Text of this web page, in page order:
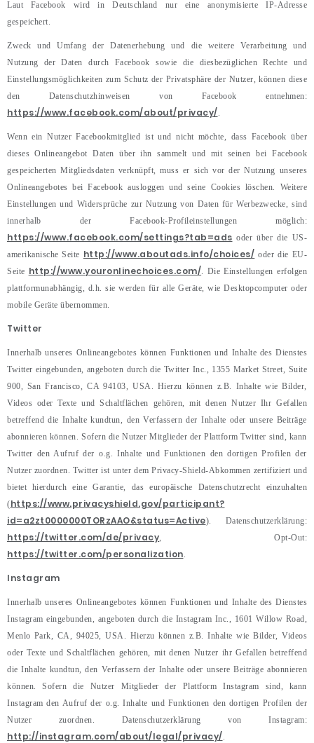
Laut Facebook wird in Deutschland nur eine anonymisierte IP-Adresse
gespeichert.
Zweck und Umfang der Datenerhebung und die weitere Verarbeitung und
Nutzung der Daten durch Facebook sowie die diesbezüglichen Rechte und
Einstellungsmöglichkeiten zum Schutz der Privatsphäre der Nutzer, können diese
den Datenschutzhinweisen von Facebook entnehmen:
https://www.facebook.com/about/privacy/.
Wenn ein Nutzer Facebookmitglied ist und nicht möchte, dass Facebook über
dieses Onlineangebot Daten über ihn sammelt und mit seinen bei Facebook
gespeicherten Mitgliedsdaten verknüpft, muss er sich vor der Nutzung unseres
Onlineangebotes bei Facebook ausloggen und seine Cookies löschen. Weitere
Einstellungen und Widersprüche zur Nutzung von Daten für Werbezwecke, sind
innerhalb der Facebook-Profileinstellungen möglich:
https://www.facebook.com/settings?tab=ads oder über die US-
amerikanische Seite http://www.aboutads.info/choices/ oder die EU-
Seite http://www.youronlinechoices.com/. Die Einstellungen erfolgen
plattformunabhängig, d.h. sie werden für alle Geräte, wie Desktopcomputer oder
mobile Geräte übernommen.
Twitter
Innerhalb unseres Onlineangebotes können Funktionen und Inhalte des Dienstes
Twitter eingebunden, angeboten durch die Twitter Inc., 1355 Market Street, Suite
900, San Francisco, CA 94103, USA. Hierzu können z.B. Inhalte wie Bilder,
Videos oder Texte und Schaltflächen gehören, mit denen Nutzer Ihr Gefallen
betreffend die Inhalte kundtun, den Verfassern der Inhalte oder unsere Beiträge
abonnieren können. Sofern die Nutzer Mitglieder der Plattform Twitter sind, kann
Twitter den Aufruf der o.g. Inhalte und Funktionen den dortigen Profilen der
Nutzer zuordnen. Twitter ist unter dem Privacy-Shield-Abkommen zertifiziert und
bietet hierdurch eine Garantie, das europäische Datenschutzrecht einzuhalten
(https://www.privacyshield.gov/participant?
id=a2zt0000000TORzAAO&status=Active). Datenschutzerklärung:
https://twitter.com/de/privacy, Opt-Out:
https://twitter.com/personalization.
Instagram
Innerhalb unseres Onlineangebotes können Funktionen und Inhalte des Dienstes
Instagram eingebunden, angeboten durch die Instagram Inc., 1601 Willow Road,
Menlo Park, CA, 94025, USA. Hierzu können z.B. Inhalte wie Bilder, Videos
oder Texte und Schaltflächen gehören, mit denen Nutzer ihr Gefallen betreffend
die Inhalte kundtun, den Verfassern der Inhalte oder unsere Beiträge abonnieren
können. Sofern die Nutzer Mitglieder der Plattform Instagram sind, kann
Instagram den Aufruf der o.g. Inhalte und Funktionen den dortigen Profilen der
Nutzer zuordnen. Datenschutzerklärung von Instagram:
http://instagram.com/about/legal/privacy/.